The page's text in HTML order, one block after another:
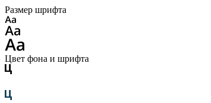
Размер шрифта
Цвет фона и шрифта